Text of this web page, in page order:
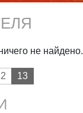
не найдено.
13